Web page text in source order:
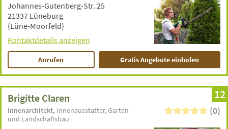
Johannes-Gutenberg-Str. 25
21337 Lüneburg
(Lüne-Moorfeld)
Kontaktdetails anzeigen
Anrufen Gratis Angebote einholen
12
Brigitte Claren
Innenarchitekt Innenausstatter Garten-
und Landschaftsbau
(0)